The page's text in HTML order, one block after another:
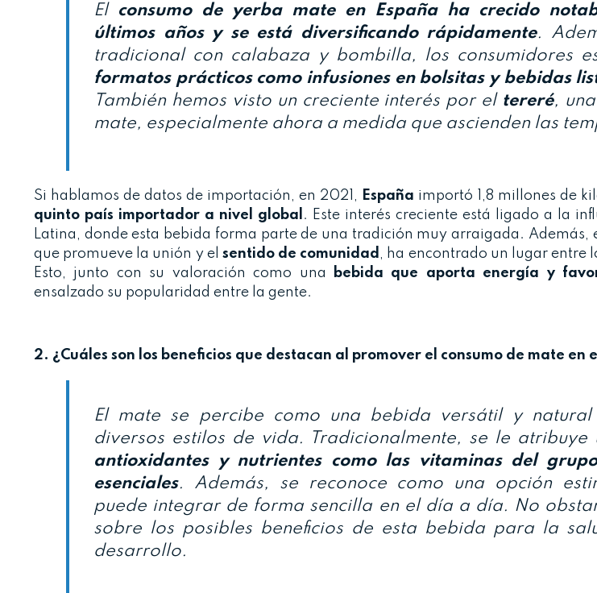
El consumo de yerba mate en España ha crecido
últimos años y se está diversificando rápidamente.
tradicional con calabaza y bombilla, los consumidores
formatos prácticos como infusiones en bolsitas y bebidas
También hemos visto un creciente interés por el tereré,
mate, especialmente ahora a medida que ascienden las
Si hablamos de datos de importación, en 2021, España importó 1,8 millones de
quinto país importador a nivel global . Este interés creciente está ligado a la
Latina, donde esta bebida forma parte de una tradición muy arraigada. Además,
que promueve la unión y el sentido de comunidad , ha encontrado un lugar entre
Esto, junto con su valoración como una
bebida que aporta energía y
ensalzado su popularidad entre la gente.
2. ¿Cuáles son los beneficios que destacan al promover el consumo de mate en
El mate se percibe como una bebida versátil y
diversos estilos de vida. Tradicionalmente, se le atribuye
antioxidantes y nutrientes como las vitaminas del
esenciales. Además, se reconoce como una opción
puede integrar de forma sencilla en el día a día. No
sobre los posibles beneficios de esta bebida para la
desarrollo.